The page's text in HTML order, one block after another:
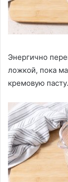
Энергично
ложкой, пока
кремовую пасту.